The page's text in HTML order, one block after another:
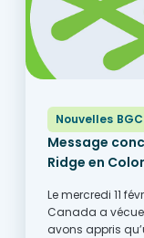
Nouvelles BGC
Message
Ridge en
Le mercredi 11
Canada a
avons appris